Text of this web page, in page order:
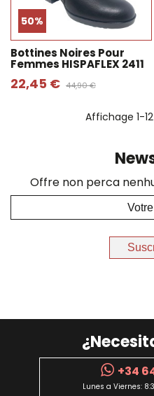
50%
Bottines Noires Pour
Femmes HISPAFLEX 2411
22,45 € 44,90 €
Affichage 1-
Offre non perca
+34
Lunes a Viernes: